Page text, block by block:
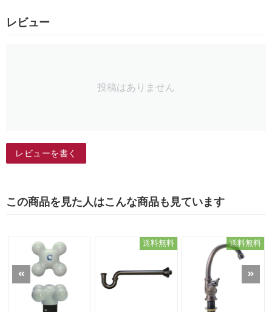
レビュー
投稿はありません
レビューを書く
この商品を見た人はこんな商品も見ています
送料無料 送料無料